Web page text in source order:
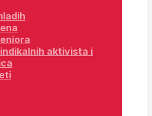
aktivista i